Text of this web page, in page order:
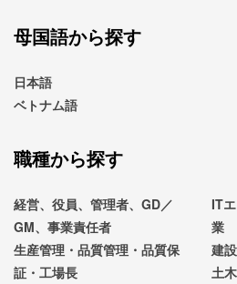
母国語から探す
日本語
ベトナム語
職種から探す
経営、役員、管理者、GD／
GM、事業責任者
IT
業
生産管理・品質管理・品質保
証・工場長
建
土